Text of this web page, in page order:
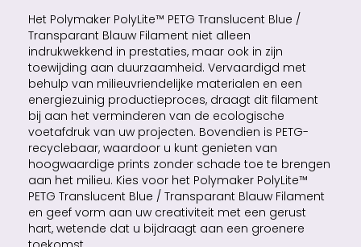
Het Polymaker PolyLite™ PETG Translucent Blue /
Transparant Blauw Filament niet alleen
indrukwekkend in prestaties, maar ook in zijn
toewijding aan duurzaamheid. Vervaardigd met
behulp van milieuvriendelijke materialen en een
energiezuinig productieproces, draagt dit filament
bij aan het verminderen van de ecologische
voetafdruk van uw projecten. Bovendien is PETG-
recyclebaar, waardoor u kunt genieten van
hoogwaardige prints zonder schade toe te brengen
aan het milieu. Kies voor het Polymaker PolyLite™
PETG Translucent Blue / Transparant Blauw Filament
en geef vorm aan uw creativiteit met een gerust
hart, wetende dat u bijdraagt aan een groenere